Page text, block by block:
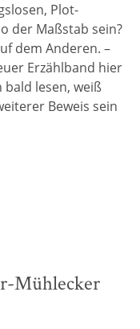
Plot-
der Maßstab sein?
dem Anderen. –
Erzählband hier
bald lesen, weiß
Beweis sein
Mühlecker